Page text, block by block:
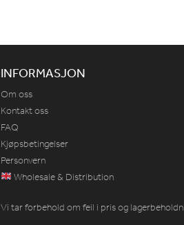
INFORMASJON
Om oss
Kontakt oss
FAQ
Kjøpsbetingelser
Personvern
Wholesale & Distribution
Vi tar forbehold om feil i pris og